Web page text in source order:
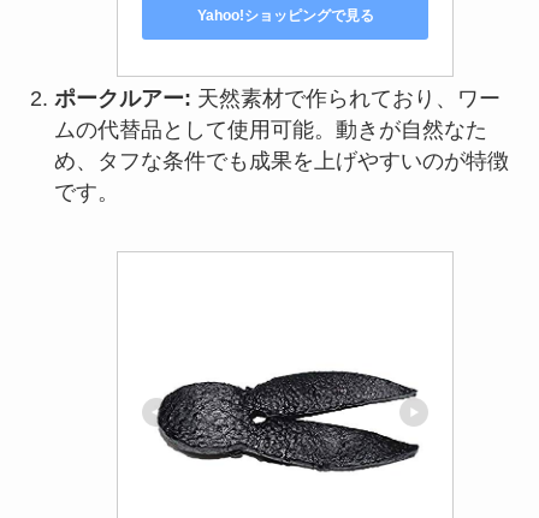
Yahoo!ショッピングで見る
ポークルアー: 天然素材で作られており、ワー
ムの代替品として使用可能。動きが自然なた
め、タフな条件でも成果を上げやすいのが特徴
です。